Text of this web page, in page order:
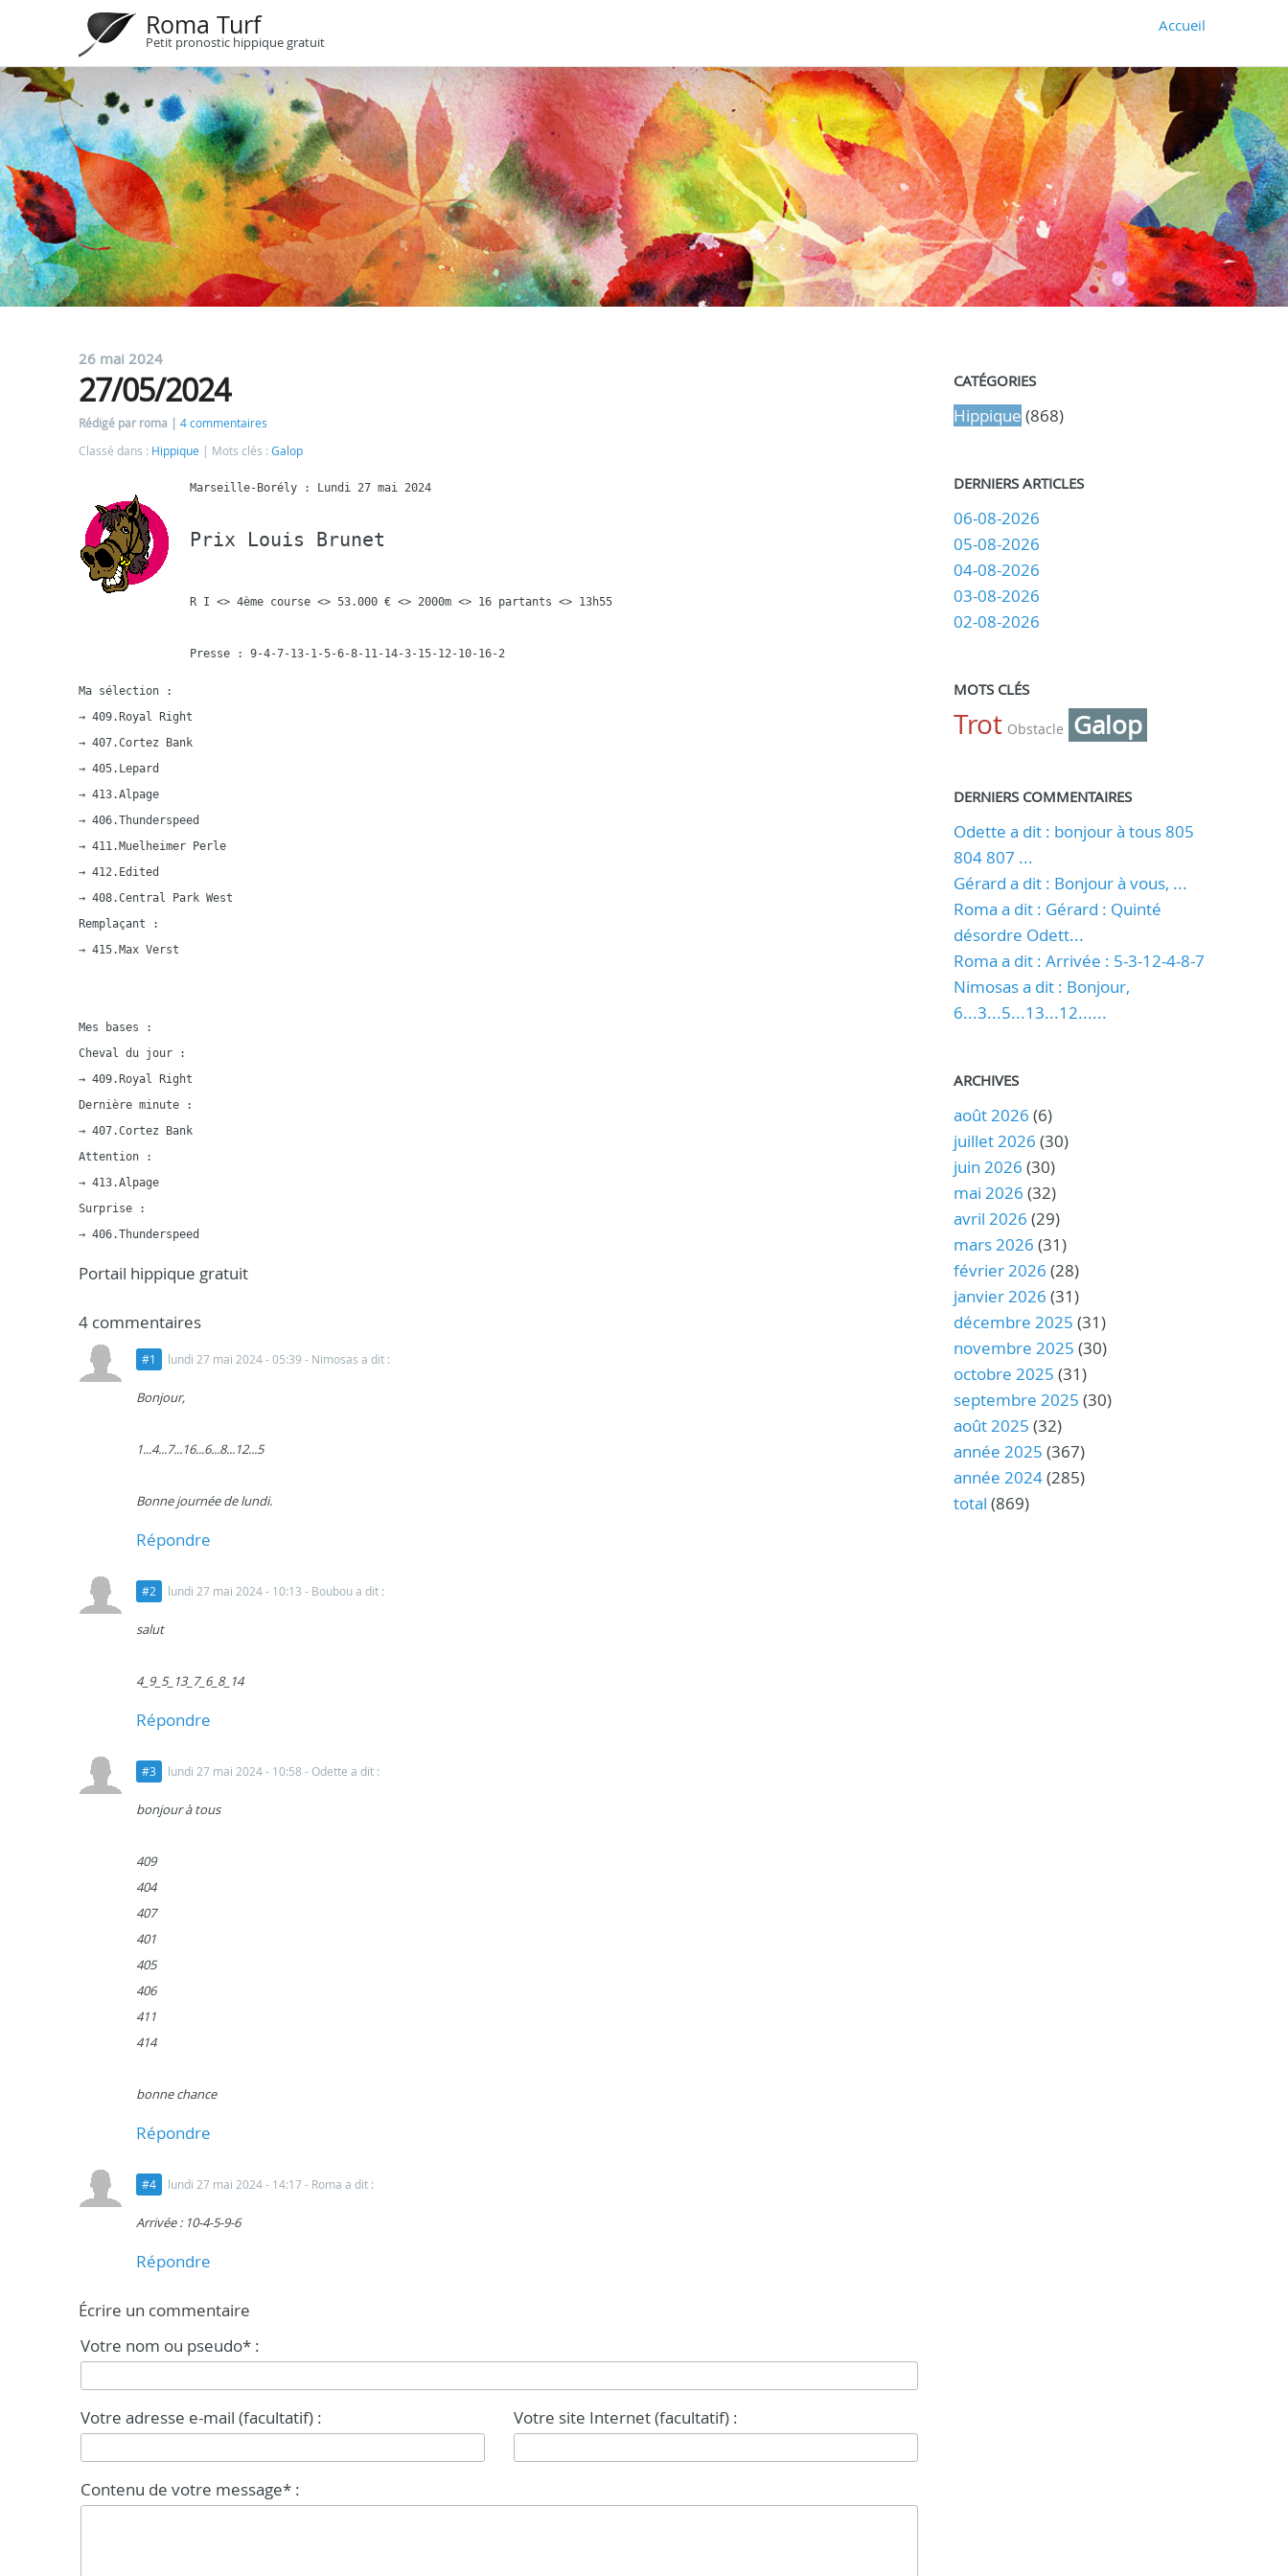
Roma Turf
Petit pronostic hippique gratuit
Accueil
26 mai 2024
27/05/2024
Rédigé par roma
4 commentaires
Classé dans : Hippique Mots clés : Galop
Prix Louis Brunet
R I <> 4ème course <> 53.000 € <> 2000m <> 16 partants <> 13h55
Ma sélection :
→ 409.Royal Right
→ 407.Cortez Bank
→ 405.Lepard
→ 413.Alpage
→ 406.Thunderspeed
→ 411.Muelheimer Perle
→ 412.Edited
→ 408.Central Park West
Remplaçant :
→ 415.Max Verst
Mes bases :
Cheval du jour :
→ 409.Royal Right
Dernière minute :
→ 407.Cortez Bank
Attention :
→ 413.Alpage
Surprise :
Portail hippique gratuit
4 commentaires
#1 lundi 27 mai 2024 - 05:39 - Nimosas a dit :
Bonjour,
1...4...7...16...6...8...12...5
Bonne journée de lundi.
Répondre
#2 lundi 27 mai 2024 - 10:13 - Boubou a dit :
salut
4_9_5_13_7_6_8_14
Répondre
#3 lundi 27 mai 2024 - 10:58 - Odette a dit :
bonjour à tous
409
404
407
401
405
406
411
414
bonne chance
Répondre
#4 lundi 27 mai 2024 - 14:17 - Roma a dit :
Arrivée : 10-4-5-9-6
Répondre
Écrire un commentaire
Votre nom ou pseudo* :
Votre adresse e-mail (facultatif) : Votre site Internet (facultatif) :
Contenu de votre message* :
CATÉGORIES
Hippique (868)
DERNIERS ARTICLES
06-08-2026
05-08-2026
04-08-2026
03-08-2026
02-08-2026
MOTS CLÉS
Trot Obstacle Galop
DERNIERS COMMENTAIRES
Odette a dit : bonjour à tous 805
804 807 ...
Gérard a dit : Bonjour à vous, ...
Roma a dit : Gérard : Quinté
désordre Odett...
Roma a dit : Arrivée : 5-3-12-4-8-7
Nimosas a dit : Bonjour,
6...3...5...13...12......
ARCHIVES
août 2026 (6)
juillet 2026 (30)
juin 2026 (30)
mai 2026 (32)
avril 2026 (29)
mars 2026 (31)
février 2026 (28)
janvier 2026 (31)
décembre 2025 (31)
novembre 2025 (30)
octobre 2025 (31)
septembre 2025 (30)
août 2025 (32)
année 2025 (367)
année 2024(285)
total (869)